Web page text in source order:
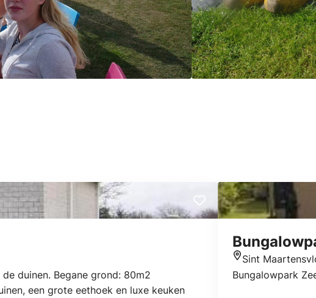
duinen. Begane grond: 80m2
een grote eethoek en luxe keuken
Sint
Bungalowpark